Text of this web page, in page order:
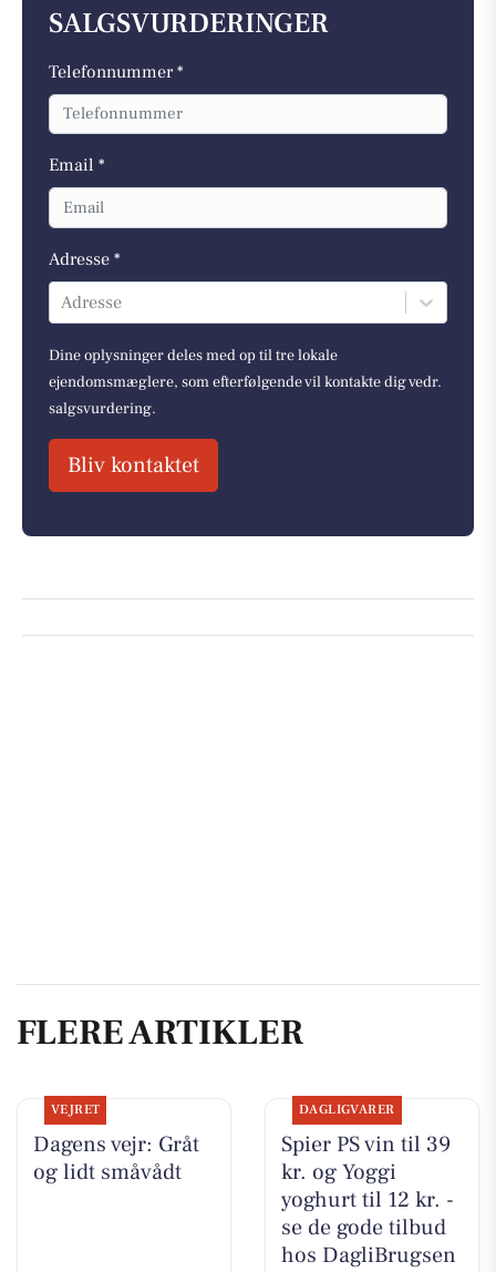
SALGSVURDERINGER
Telefonnummer *
Email *
Adresse *
Adresse
Dine oplysninger deles med op til tre lokale
ejendomsmæglere, som efterfølgende vil kontakte dig vedr.
salgsvurdering.
Bliv kontaktet
FLERE ARTIKLER
VEJRET
Dagens vejr: Gråt
og lidt småvådt
DAGLIGVARER
Spier PS vin til 39
kr. og Yoggi
yoghurt til 12 kr. -
se de gode tilbud
hos DagliBrugsen